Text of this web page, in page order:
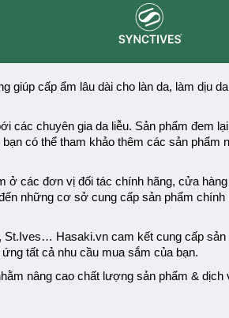
giúp cấp ẩm lâu dài cho làn da, làm dịu
các chuyên gia da liễu. Sản phẩm đem
có thể tham khảo thêm các sản phẩm
ở các đơn vị đối tác chính hãng, cửa
những cơ sở cung cấp sản phẩm chính
St.Ives… Hasaki.vn cam kết cung cấp sản
tất cả nhu cầu mua sắm của bạn.
nâng cao chất lượng sản phẩm & dịch